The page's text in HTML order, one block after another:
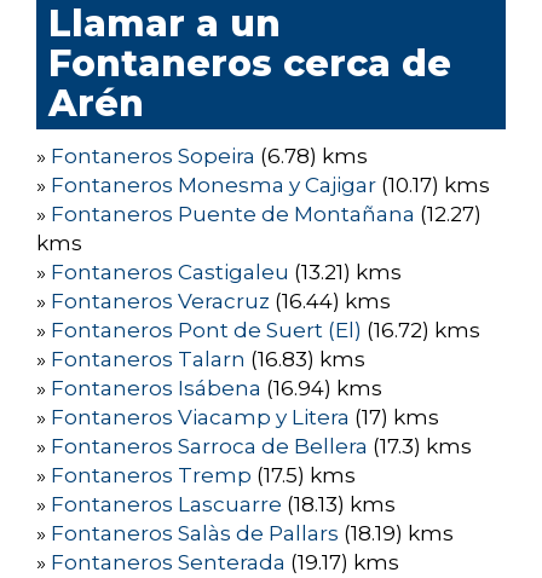
Llamar a un
Fontaneros cerca de
Arén
» Fontaneros Sopeira (6.78) kms
» Fontaneros Monesma y Cajigar (10.17) kms
» Fontaneros Puente de Montañana (12.27)
kms
» Fontaneros Castigaleu (13.21) kms
» Fontaneros Veracruz (16.44) kms
» Fontaneros Pont de Suert (El) (16.72) kms
» Fontaneros Talarn (16.83) kms
» Fontaneros Isábena (16.94) kms
» Fontaneros Viacamp y Litera (17) kms
» Fontaneros Sarroca de Bellera (17.3) kms
» Fontaneros Tremp (17.5) kms
» Fontaneros Lascuarre (18.13) kms
» Fontaneros Salàs de Pallars (18.19) kms
» Fontaneros Senterada (19.17) kms